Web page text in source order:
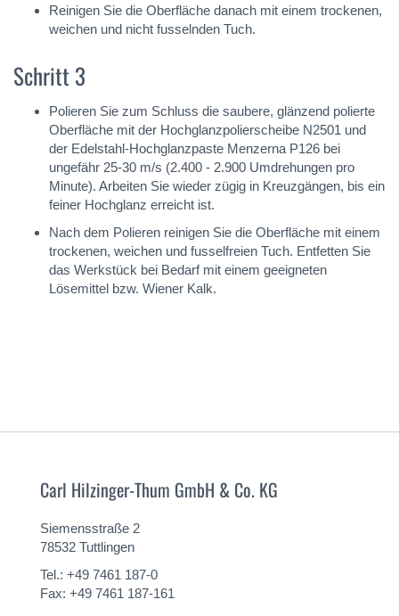
Reinigen Sie die Oberfläche danach mit einem trockenen,
weichen und nicht fusselnden Tuch.
Schritt 3
Polieren Sie zum Schluss die saubere, glänzend polierte
Oberfläche mit der Hochglanzpolierscheibe N2501 und
der Edelstahl-Hochglanzpaste Menzerna P126 bei
ungefähr 25-30 m/s (2.400 - 2.900 Umdrehungen pro
Minute). Arbeiten Sie wieder zügig in Kreuzgängen, bis ein
feiner Hochglanz erreicht ist.
Nach dem Polieren reinigen Sie die Oberfläche mit einem
trockenen, weichen und fusselfreien Tuch. Entfetten Sie
das Werkstück bei Bedarf mit einem geeigneten
Lösemittel bzw. Wiener Kalk.
Carl Hilzinger-Thum GmbH & Co. KG
Siemensstraße 2
78532 Tuttlingen
Tel.: +49 7461 187-0
Fax: +49 7461 187-161